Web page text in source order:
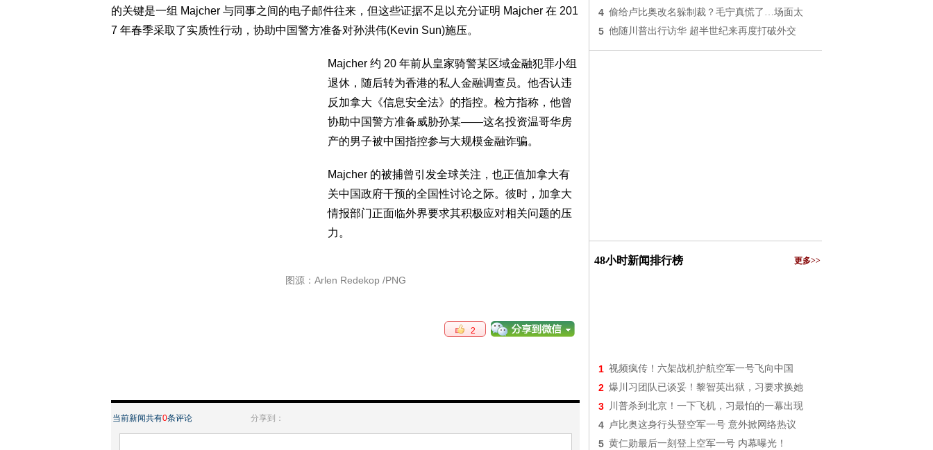
的关键是一组 Majcher 与同事之间的电子邮件往来，但这些证据不足以充分证明 Majcher 在 201
7 年春季采取了实质性行动，协助中国警方准备对孙洪伟(Kevin Sun)施压。
Majcher 约 20 年前从皇家骑警某区域金融犯罪小组
退休，随后转为香港的私人金融调查员。他否认违
反加拿大《信息安全法》的指控。检方指称，他曾
协助中国警方准备威胁孙某——这名投资温哥华房
产的男子被中国指控参与大规模金融诈骗。
Majcher 的被捕曾引发全球关注，也正值加拿大有
关中国政府干预的全国性讨论之际。彼时，加拿大
情报部门正面临外界要求其积极应对相关问题的压
力。
图源：Arlen Redekop /PNG
2
当前新闻共有0条评论 分享到：
4 偷给卢比奥改名躲制裁？毛宁真慌了…场面太
5 他随川普出行访华 超半世纪来再度打破外交
48小时新闻排行榜 更多>>
1 视频疯传！六架战机护航空军一号飞向中国
2 爆川习团队已谈妥！黎智英出狱，习要求换她
3 川普杀到北京！一下飞机，习最怕的一幕出现
4 卢比奥这身行头登空军一号 意外掀网络热议
5 黄仁勋最后一刻登上空军一号 内幕曝光！